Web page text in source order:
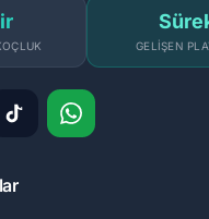
GELIŞEN